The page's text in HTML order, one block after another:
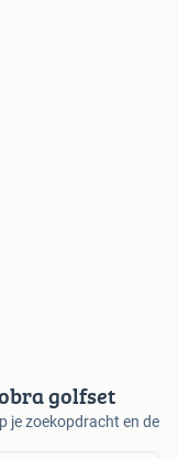
golfset
je zoekopdracht en de